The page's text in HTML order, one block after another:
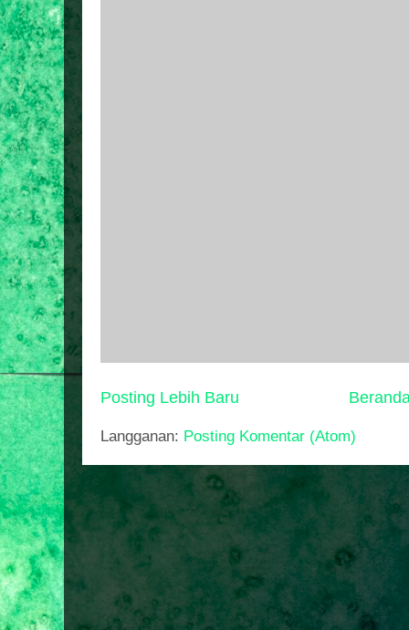
Posting Lebih Baru
Langganan: Posting Komentar (Atom)